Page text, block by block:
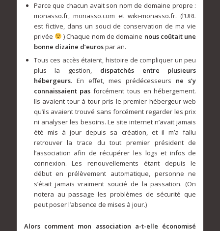
Parce que chacun avait son nom de domaine propre :
monasso.fr, monasso.com et wiki-monasso.fr. (l’URL
est fictive, dans un souci de conservation de ma vie
privée
) Chaque nom de domaine nous coûtait une
bonne dizaine d’eurospar an.
Tous ces accès étaient, histoire de compliquer un peu
plus la gestion, dispatchés entre plusieurs
hébergeurs. En effet, mes prédécesseurs ne s’y
connaissaient pas forcément tous en hébergement.
Ils avaient tour à tour pris le premier hébergeur web
qu’ils avaient trouvé sans forcément regarder les prix
ni analyser les besoins. Le site internet n’avait jamais
été mis à jour depuis sa création, et il m’a fallu
retrouver la trace du tout premier président de
l’association afin de récupérer les logs et infos de
connexion. Les renouvellements étant depuis le
début en prélèvement automatique, personne ne
s’était jamais vraiment soucié de la passation. (On
notera au passage les problèmes de sécurité que
peut poser l’absence de mises à jour.)
Alors comment mon association a-t-elle économisé